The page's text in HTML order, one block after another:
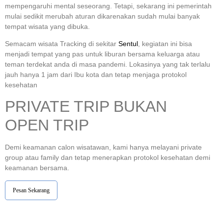
mempengaruhi mental seseorang. Tetapi, sekarang ini pemerintah
mulai sedikit merubah aturan dikarenakan sudah mulai banyak
tempat wisata yang dibuka.
Semacam wisata Tracking di sekitar Sentul , kegiatan ini bisa
menjadi tempat yang pas untuk liburan bersama keluarga atau
teman terdekat anda di masa pandemi. Lokasinya yang tak terlalu
jauh hanya 1 jam dari Ibu kota dan tetap menjaga protokol
kesehatan
PRIVATE TRIP BUKAN
OPEN TRIP
Demi keamanan calon wisatawan, kami hanya melayani private
group atau family dan tetap menerapkan protokol kesehatan demi
keamanan bersama.
Pesan Sekarang